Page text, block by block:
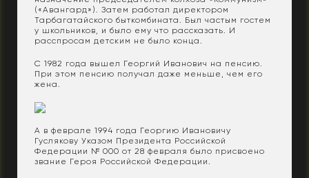
(«Авангард»). Затем работал директором
Тарбагатайского быткомбината. Был частым гостем
у школьников, и было ему что рассказать. И
расспросам детским не было конца.
С 1982 года вышел Георгий Иванович на пенсию.
При этом пенсию получал даже меньше, чем его
жена.
А в феврале 1994 года Георгию Ивановичу
Гуслякову Указом Президента Российской
Федерации № 000 от 28 февраля было присвоено
звание Героя Российской Федерации.